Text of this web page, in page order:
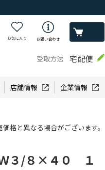
お気に入り お問い合わせ
受取方法 宅配便
店舗情報 企業情報
格と異なる場合がございます。
３/８×４０ １